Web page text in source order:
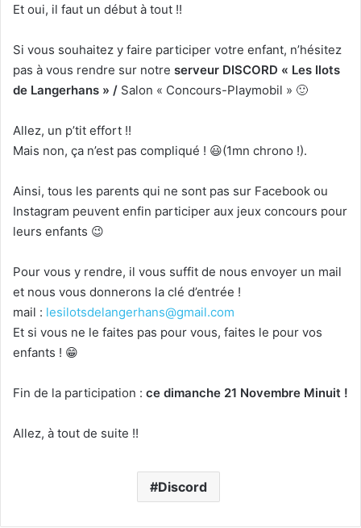
Et oui, il faut un début à tout !!
Si vous souhaitez y faire participer votre enfant, n’hésitez
pas à vous rendre sur notre serveur DISCORD « Les Ilots
de Langerhans » / Salon « Concours-Playmobil » 🙂
Allez, un p’tit effort !!
Mais non, ça n’est pas compliqué ! 😃(1mn chrono !).
Ainsi, tous les parents qui ne sont pas sur Facebook ou
Instagram peuvent enfin participer aux jeux concours pour
leurs enfants 😉
Pour vous y rendre, il vous suffit de nous envoyer un mail
et nous vous donnerons la clé d’entrée !
mail : lesilotsdelangerhans@gmail.com
Et si vous ne le faites pas pour vous, faites le pour vos
enfants ! 😁
Fin de la participation : ce dimanche 21 Novembre Minuit !
Allez, à tout de suite !!
Discord